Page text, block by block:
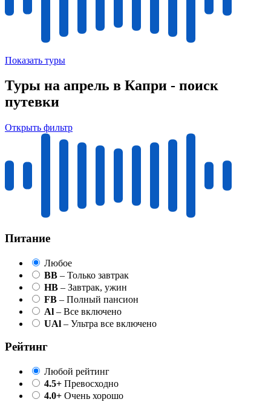
Показать туры
Туры на апрель в Капри - поиск
путевки
Открыть фильтр
Питание
Любое
BB – Только завтрак
HB – Завтрак, ужин
FB – Полный пансион
Al – Все включено
UAl – Ультра все включено
Рейтинг
Любой рейтинг
4.5+ Превосходно
4.0+ Очень хорошо